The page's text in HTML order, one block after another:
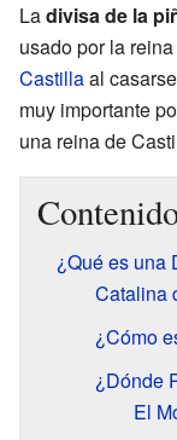
Ladivisa de la
usado por la reina
Castillaal
muy importante
una reina de
¿Qué es una
Catalina
¿Cómo
¿Dónde
El